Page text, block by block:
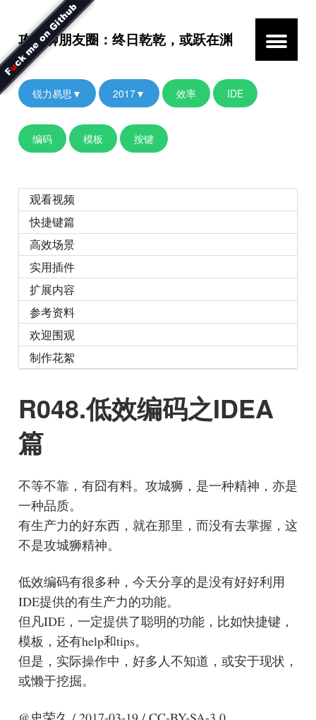
攻城狮朋友圈：终日乾乾，或跃在渊
锐力易思▼ 2017▼ 效率 IDE
编码 模板 按键
观看视频
快捷键篇
高效场景
实用插件
扩展内容
参考资料
欢迎围观
制作花絮
R048.低效编码之IDEA
篇
不等不靠，有囧有料。攻城狮，是一种精神，亦是
一种品质。
有生产力的好东西，就在那里，而没有去掌握，这
不是攻城狮精神。
低效编码有很多种，今天分享的是没有好好利用
IDE提供的有生产力的功能。
但凡IDE，一定提供了聪明的功能，比如快捷键，
模板，还有help和tips。
但是，实际操作中，好多人不知道，或安于现状，
或懒于挖掘。